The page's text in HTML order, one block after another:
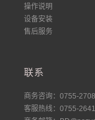
操作说明
设备安装
售后服务
联系
商务咨询：0755-
客服热线：0755-